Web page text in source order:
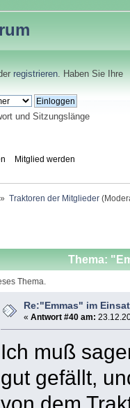
registrieren. Haben Sie Ihre
und Sitzungslänge
Mitglied werden
» Traktoren der Mitglieder
Thema:
Thema.
Re:"Emmas" im
« Antwort #40 am:
Ich muß
gut gefällt,